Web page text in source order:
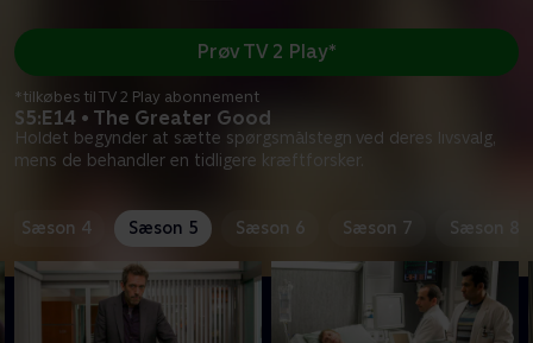
S5:E14 • The Greater Good
Holdet begynder at sætte spørgsmålstegn ved deres livsvalg,
mens de behandler en tidligere kræftforsker.
Prøv TV 2 Play*
*tilkøbes til TV 2 Play abonnement
Sæson 4 Sæson 5 Sæson 6 Sæson 7 Sæson 8